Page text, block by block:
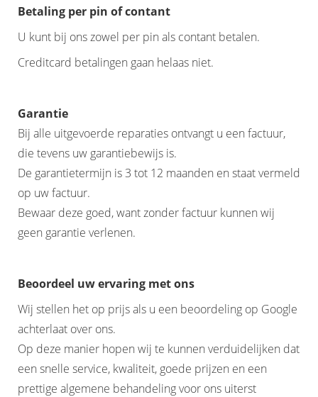
Betaling per pin of contant
U kunt bij ons zowel per pin als contant betalen.
Creditcard betalingen gaan helaas niet.
Garantie
Bij alle uitgevoerde reparaties ontvangt u een factuur,
die tevens uw garantiebewijs is.
De garantietermijn is 3 tot 12 maanden en staat vermeld
op uw factuur.
Bewaar deze goed, want zonder factuur kunnen wij
geen garantie verlenen.
Beoordeel uw ervaring met ons
Wij stellen het op prijs als u een beoordeling op Google
achterlaat over ons.
Op deze manier hopen wij te kunnen verduidelijken dat
een snelle service, kwaliteit, goede prijzen en een
prettige algemene behandeling voor ons uiterst